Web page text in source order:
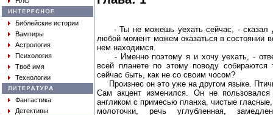
Библейские истории
Вампиры
Астрология
Психология
Твоё имя
Технологии
Фантастика
Детективы
- Ты не можешь уехать сейчас, - сказал
любой момент можем оказаться в состоянии
нем находимся.
- Именно поэтому я и хочу уехать, -
всей планете по этому поводу
сейчас быть, как не со своим чосом?
Произнес он это уже на другом языке.
Сам акцент изменился. Он не
англиком с примесью планха, чистые
молоточки, речь углубленная,